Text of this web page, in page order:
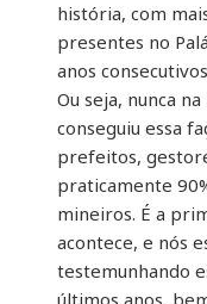
história, com
presentes no
anos
Ou seja, nunca
conseguiu essa
prefeitos,
praticamente
mineiros. É a
acontece, e nós
testemunhando